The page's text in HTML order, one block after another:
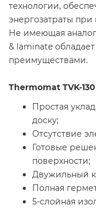
технологии,
энергозатраты
Не имеющая
& laminate
преимуществами.
Thermomat TVK-
Простая
доску;
Отсутствие
Готовые
поверхности;
Двужильный
Полная
5-слойная